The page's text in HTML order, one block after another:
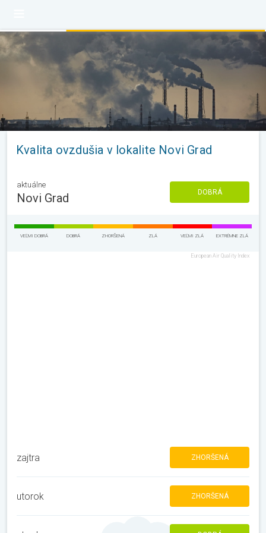
Kvalita ovzdušia v lokalite Novi Grad
aktuálne
Novi Grad DOBRÁ
VEĽMI DOBRÁ DOBRÁ ZHORŠENÁ ZLÁ VEĽMI ZLÁ EXTRÉMNE ZLÁ
European Air Quality Index
zajtra ZHORŠENÁ
utorok ZHORŠENÁ